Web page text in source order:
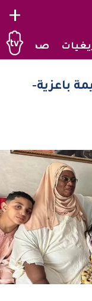
+
صحراويات
باعزية-